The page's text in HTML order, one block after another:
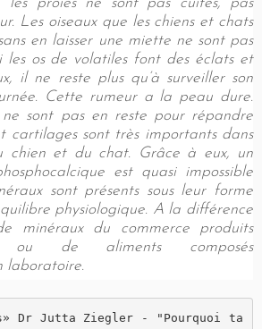
les proies ne sont pas cuites, pas
Les oiseaux que les chiens et chats
en laisser une miette ne sont pas
les os de volatiles font des éclats et
il ne reste plus qu’à surveiller son
Cette rumeur a la peau dure.
ne sont pas en reste pour répandre
cartilages sont très importants dans
chien et du chat. Grâce à eux, un
est quasi impossible
sont présents sous leur forme
physiologique. A la différence
minéraux du commerce produits
ou de aliments composés
laboratoire.
Dr Jutta Ziegler - "Pourquoi ta